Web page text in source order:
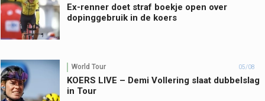
Ex-renner doet straf boekje open over
dopinggebruik in de koers
World Tour 05/08
KOERS LIVE – Demi Vollering slaat dubbelslag
in Tour